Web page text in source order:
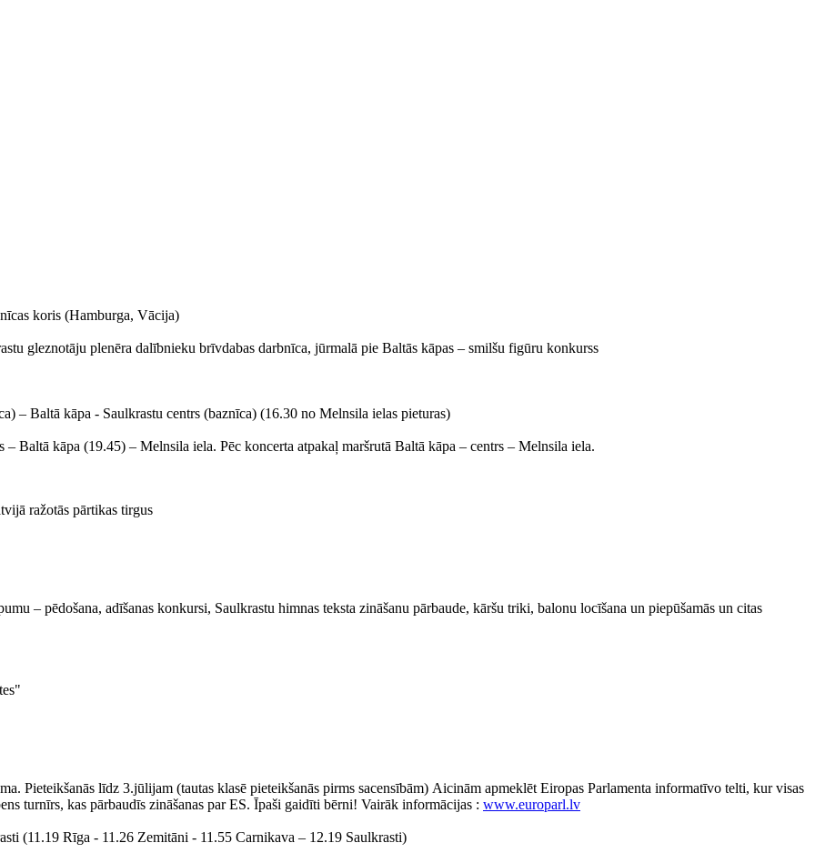
koris (Hamburga, Vācija)
gleznotāju plenēra dalībnieku brīvdabas darbnīca, jūrmalā pie Baltās kāpas – smilšu figūru konkurss
– Baltā kāpa - Saulkrastu centrs (baznīca) (16.30 no Melnsila ielas pieturas)
Baltā kāpa (19.45) – Melnsila iela. Pēc koncerta atpakaļ maršrutā Baltā kāpa – centrs – Melnsila iela.
ražotās pārtikas tirgus
– pēdošana, adīšanas konkursi, Saulkrastu himnas teksta zināšanu pārbaude, kāršu triki, balonu locīšana un piepūšamās un citas
Pieteikšanās līdz 3.jūlijam (tautas klasē pieteikšanās pirms sacensībām) Aicinām apmeklēt Eiropas Parlamenta informatīvo telti, kur visas
turnīrs, kas pārbaudīs zināšanas par ES. Īpaši gaidīti bērni! Vairāk informācijas : www.europarl.lv
(11.19 Rīga - 11.26 Zemitāni - 11.55 Carnikava – 12.19 Saulkrasti)